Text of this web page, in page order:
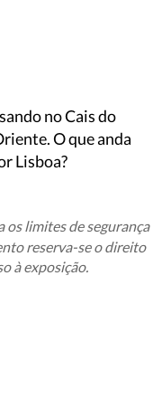
no Cais do
O que anda
Lisboa?
os limites de segurança
reserva-se o direito
à exposição.